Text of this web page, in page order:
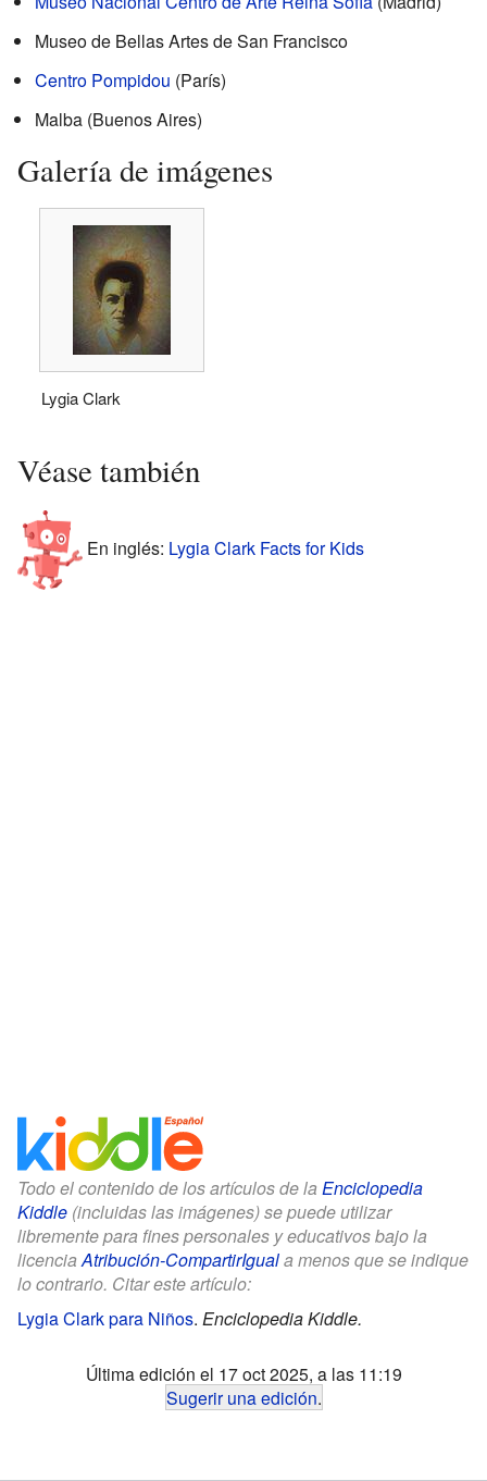
Museo de Bellas Artes de San Francisco
Centro Pompidou (París)
Malba (Buenos Aires)
Galería de imágenes
Lygia Clark
Véase también
En inglés: Lygia Clark Facts for Kids
Todo el contenido de los artículos de la Enciclopedia
Kiddle (incluidas las imágenes) se puede utilizar
libremente para fines personales y educativos bajo la
licenciaAtribución-CompartirIguala menos que se indique
lo contrario. Citar este artículo:
Lygia Clark para Niños. Enciclopedia Kiddle.
Última edición el 17 oct 2025, a las 11:19
Sugerir una edición.